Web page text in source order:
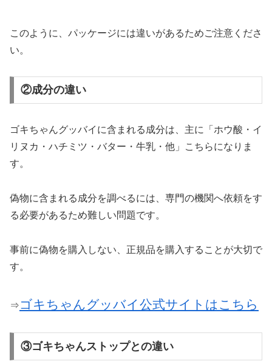
このように、パッケージには違いがあるためご注意くださ
い。
②成分の違い
ゴキちゃんグッバイに含まれる成分は、主に「ホウ酸・イ
リヌカ・ハチミツ・バター・牛乳・他」こちらになりま
す。
偽物に含まれる成分を調べるには、専門の機関へ依頼をす
る必要があるため難しい問題です。
事前に偽物を購入しない、正規品を購入することが大切で
す。
⇒ ゴキちゃんグッバイ公式サイトはこちら
③ゴキちゃんストップとの違い